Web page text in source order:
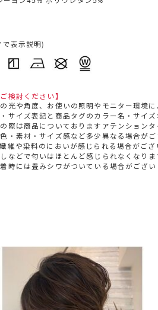
で表示説明)
検討ください】
光や角度、お使いの照明やモニター環境
サイズ表記と商品タグのカラー名・サイズ
際は商品についておりますアテンションタ
・素材・サイズ感など多少異なる場合がご
維や染料のにおいが感じられる場合がござ
などで匂いはほとんど感じられなくなりま
時には畳みシワがついている場合がござい